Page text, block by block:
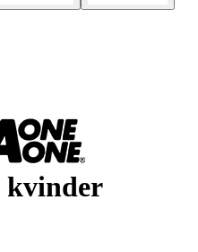
kvinder